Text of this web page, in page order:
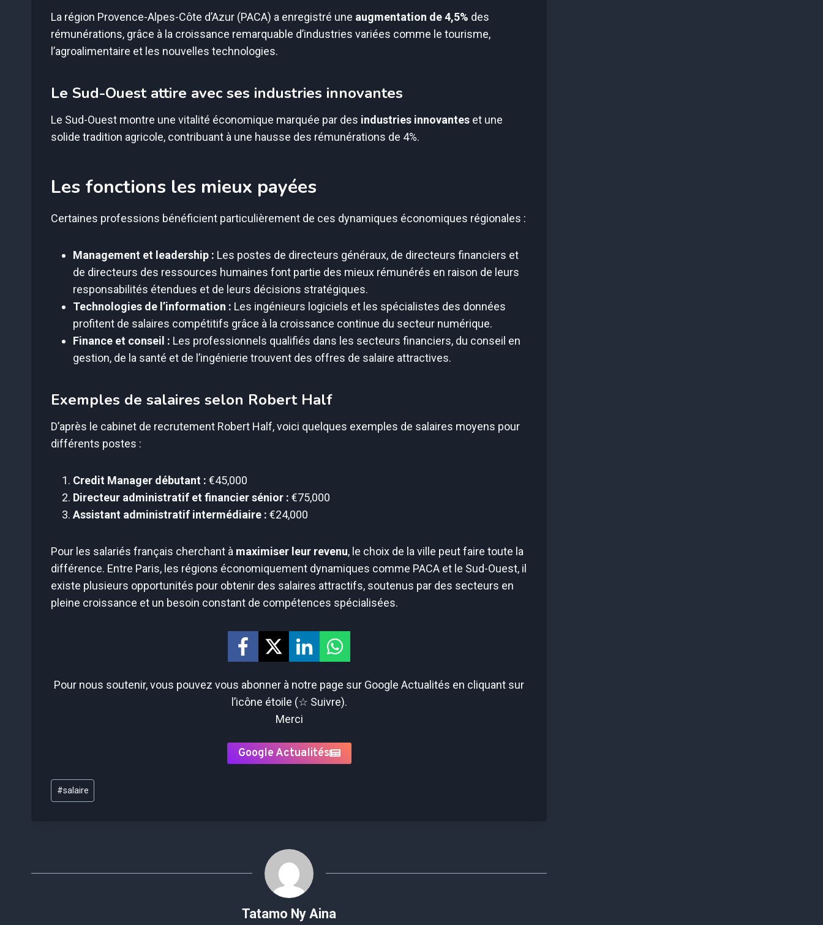
La région Provence-Alpes-Côte d’Azur (PACA) a enregistré une augmentation de 4,5% des
rémunérations, grâce à la croissance remarquable d’industries variées comme le tourisme,
l’agroalimentaire et les nouvelles technologies.
Le Sud-Ouest attire avec ses industries innovantes
Le Sud-Ouest montre une vitalité économique marquée par des industries innovantes et une
solide tradition agricole, contribuant à une hausse des rémunérations de 4%.
Les fonctions les mieux payées
Certaines professions bénéficient particulièrement de ces dynamiques économiques régionales :
Management et leadership : Les postes de directeurs généraux, de directeurs financiers et
de directeurs des ressources humaines font partie des mieux rémunérés en raison de leurs
responsabilités étendues et de leurs décisions stratégiques.
Technologies de l’information : Les ingénieurs logiciels et les spécialistes des données
profitent de salaires compétitifs grâce à la croissance continue du secteur numérique.
Finance et conseil : Les professionnels qualifiés dans les secteurs financiers, du conseil en
gestion, de la santé et de l’ingénierie trouvent des offres de salaire attractives.
Exemples de salaires selon Robert Half
D’après le cabinet de recrutement Robert Half, voici quelques exemples de salaires moyens pour
différents postes :
Credit Manager débutant : €45,000
Directeur administratif et financier sénior : €75,000
Assistant administratif intermédiaire : €24,000
Pour les salariés français cherchant à maximiser leur revenu, le choix de la ville peut faire toute la
différence. Entre Paris, les régions économiquement dynamiques comme PACA et le Sud-Ouest, il
existe plusieurs opportunités pour obtenir des salaires attractifs, soutenus par des secteurs en
pleine croissance et un besoin constant de compétences spécialisées.
Pour nous soutenir, vous pouvez vous abonner à notre page sur Google Actualités en cliquant sur
l’icône étoile (☆ Suivre).
Merci
Google Actualités
Étiquettes
de
#salaire
Tatamo Ny Aina